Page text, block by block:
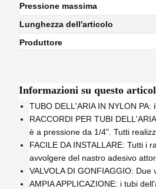
Pressione massima
Lunghezza dell'articolo
Produttore
Informazioni su questo
TUBO DELL'ARIA IN NYLON
RACCORDI PER TUBI
è a pressione da 1/4". Tutti
FACILE DA INSTALLARE: Tutti i
avvolgere del nastro adesivo
VALVOLA DI GONFIAGGIO:
AMPIA APPLICAZIONE: i tubi